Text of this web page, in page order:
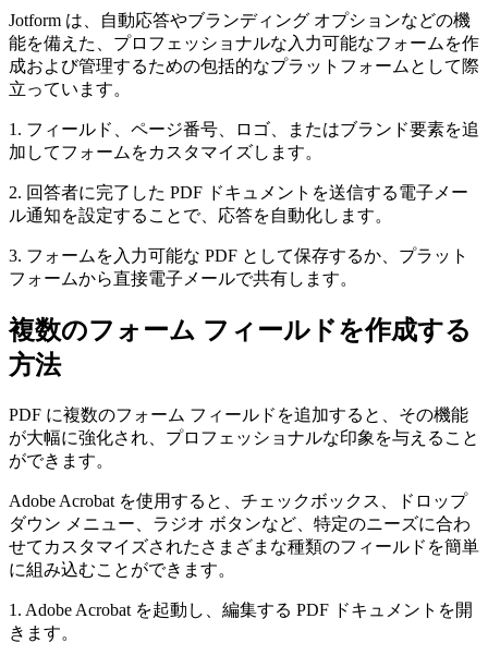
Jotform は、自動応答やブランディング オプションなどの機
能を備えた、プロフェッショナルな入力可能なフォームを作
成および管理するための包括的なプラットフォームとして際
立っています。
1. フィールド、ページ番号、ロゴ、またはブランド要素を追
加してフォームをカスタマイズします。
2. 回答者に完了した PDF ドキュメントを送信する電子メー
ル通知を設定することで、応答を自動化します。
3. フォームを入力可能な PDF として保存するか、プラット
フォームから直接電子メールで共有します。
複数のフォーム フィールドを作成する
方法
PDF に複数のフォーム フィールドを追加すると、その機能
が大幅に強化され、プロフェッショナルな印象を与えること
ができます。
Adobe Acrobat を使用すると、チェックボックス、ドロップ
ダウン メニュー、ラジオ ボタンなど、特定のニーズに合わ
せてカスタマイズされたさまざまな種類のフィールドを簡単
に組み込むことができます。
1. Adobe Acrobat を起動し、編集する PDF ドキュメントを開
きます。